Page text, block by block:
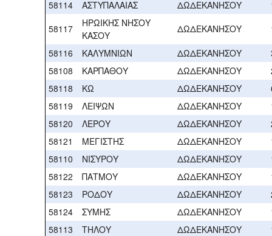
58114 ΑΣΤΥΠΑΛΑΙΑΣ ΔΩΔΕΚΑΝΗΣΟΥ
58117
ΗΡΩΙΚΗΣ ΝΗΣΟΥ
ΚΑΣΟΥ
ΔΩΔΕΚΑΝΗΣΟΥ
58116
ΚΑΛΥΜΝΙΩΝ ΔΩΔΕΚΑΝΗΣΟΥ
58108
ΚΑΡΠΑΘΟΥ ΔΩΔΕΚΑΝΗΣΟΥ
58118
ΚΩ ΔΩΔΕΚΑΝΗΣΟΥ
58119
ΛΕΙΨΩΝ ΔΩΔΕΚΑΝΗΣΟΥ
58120
ΛΕΡΟΥ ΔΩΔΕΚΑΝΗΣΟΥ
58121
ΜΕΓΙΣΤΗΣ ΔΩΔΕΚΑΝΗΣΟΥ
58110
ΝΙΣΥΡΟΥ ΔΩΔΕΚΑΝΗΣΟΥ
58122
ΠΑΤΜΟΥ ΔΩΔΕΚΑΝΗΣΟΥ
58123
ΡΟΔΟΥ ΔΩΔΕΚΑΝΗΣΟΥ
58124
ΣΥΜΗΣ ΔΩΔΕΚΑΝΗΣΟΥ
58113
ΤΗΛΟΥ ΔΩΔΕΚΑΝΗΣΟΥ